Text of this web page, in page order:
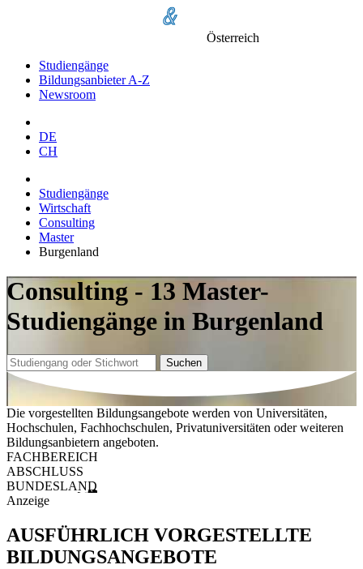
Österreich
Studiengänge
Bildungsanbieter A-Z
Newsroom
DE
CH
Studiengänge
Wirtschaft
Consulting
Master
Burgenland
Consulting - 13 Master-
Studiengänge in Burgenland
Suchen
Die vorgestellten Bildungsangebote werden von Universitäten,
Hochschulen, Fachhochschulen, Privatuniversitäten oder weiteren
Bildungsanbietern angeboten.
FACHBEREICH
ABSCHLUSS
BUNDESLAND
Anzeige
AUSFÜHRLICH VORGESTELLTE
BILDUNGSANGEBOTE